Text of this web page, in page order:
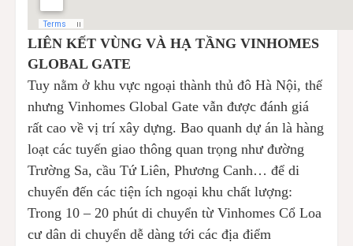
LIÊN KẾT VÙNG VÀ HẠ TẦNG VINHOMES
GLOBAL GATE
Tuy nằm ở khu vực ngoại thành thủ đô Hà Nội, thế
nhưng Vinhomes Global Gate vẫn được đánh giá
rất cao về vị trí xây dựng. Bao quanh dự án là hàng
loạt các tuyến giao thông quan trọng như đường
Trường Sa, cầu Tứ Liên, Phương Canh… để di
chuyển đến các tiện ích ngoại khu chất lượng:
Trong 10 – 20 phút di chuyển từ Vinhomes Cổ Loa
cư dân di chuyển dễ dàng tới các địa điểm